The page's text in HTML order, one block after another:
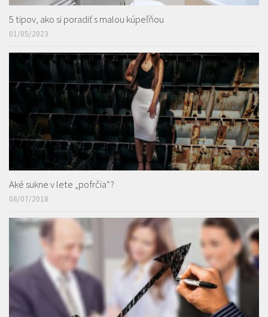
5 tipov, ako si poradiť s malou kúpeľňou
01/05/2023
Aké sukne v lete „pofrčia“?
08/07/2018